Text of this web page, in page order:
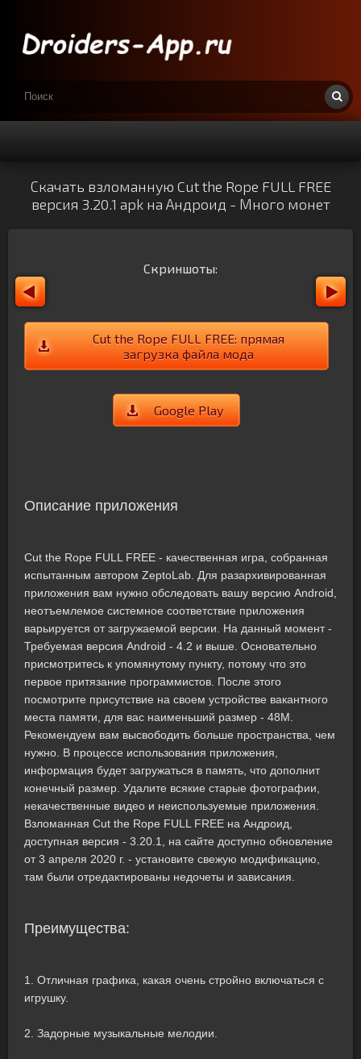
Скачать взломанную Cut the Rope FULL FREE
версия 3.20.1 apk на Андроид - Много монет
Скриншоты:
Cut the Rope FULL FREE: прямая
загрузка файла мода
Google Play
Описание приложения
Cut the Rope FULL FREE - качественная игра, собранная
испытанным автором ZeptoLab. Для разархивированная
приложения вам нужно обследовать вашу версию Android,
неотъемлемое системное соответствие приложения
варьируется от загружаемой версии. На данный момент -
Требуемая версия Android - 4.2 и выше. Основательно
присмотритесь к упомянутому пункту, потому что это
первое притязание программистов. После этого
посмотрите присутствие на своем устройстве вакантного
места памяти, для вас наименьший размер - 48M.
Рекомендуем вам высвободить больше пространства, чем
нужно. В процессе использования приложения,
информация будет загружаться в память, что дополнит
конечный размер. Удалите всякие старые фотографии,
некачественные видео и неиспользуемые приложения.
Взломанная Cut the Rope FULL FREE на Андроид,
доступная версия - 3.20.1, на сайте доступно обновление
от 3 апреля 2020 г. - установите свежую модификацию,
там были отредактированы недочеты и зависания.
Преимущества:
1. Отличная графика, какая очень стройно включаться с
игрушку.
2. Задорные музыкальные мелодии.